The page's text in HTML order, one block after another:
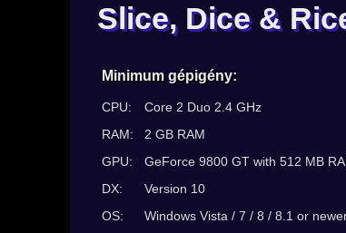
Slice, Dice &
Minimum gépigény:
CPU:
Core 2 Duo 2.4 GHz
RAM:
2 GB RAM
GPU:
GeForce 9800 GT with 512 MB
DX:
Version 10
OS:
Windows Vista / 7 / 8 / 8.1 or